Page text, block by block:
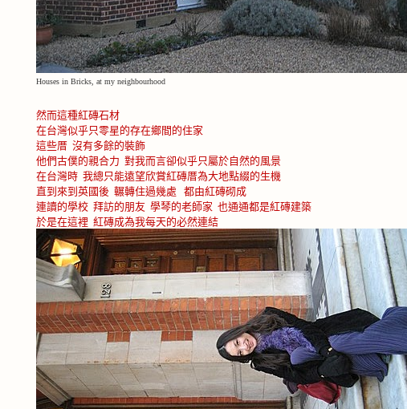
Houses in Bricks, at my neighbourhood
然而這種紅磚石材
在台灣似乎只零星的存在鄉間的住家
這些厝 沒有多餘的裝飾
他們古僕的親合力 對我而言卻似乎只屬於自然的風景
在台灣時 我總只能遠望欣賞紅磚厝為大地點綴的生機
直到來到英國後 輾轉住過幾處
都由紅磚砌成
連讀的學校 拜訪的朋友 學琴的老師家 也通通都是紅磚建築
於是在這裡 紅磚成為我每天的必然連結